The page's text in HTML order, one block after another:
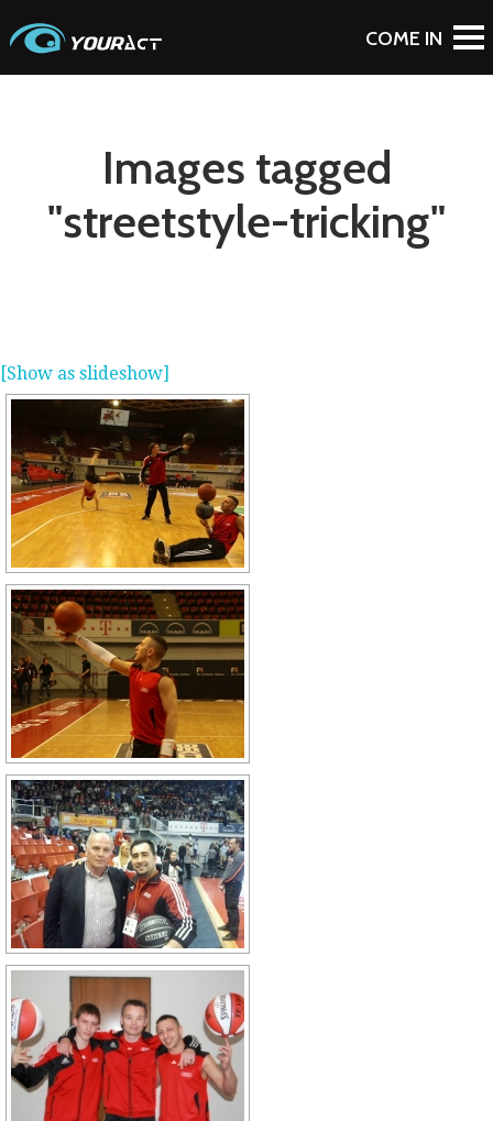
Images tagged
"streetstyle-tricking"
[Show as slideshow]